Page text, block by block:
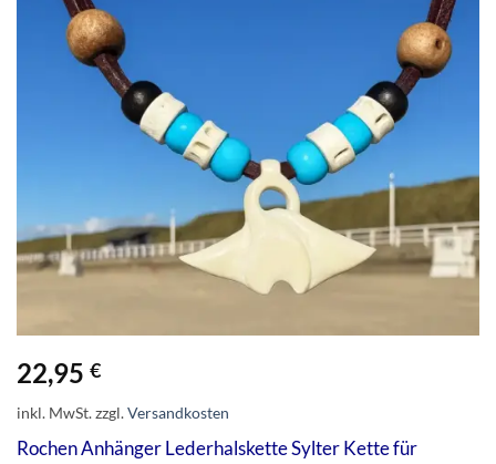
22,95 €
inkl. MwSt.zzgl.Versandkosten
Rochen Anhänger Lederhalskette Sylter Kette für